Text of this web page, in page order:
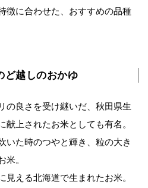
徴に合わせた、おすすめの品種
ど越しのおかゆ
の良さを受け継いだ、秋田県生
献上されたお米としても有名。
いた時のつやと輝き、粒の大き
米。
見える北海道で生まれたお米。